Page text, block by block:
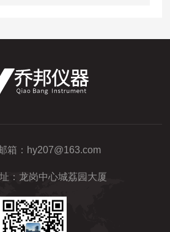
箱： hy207@163.com
：龙岗中心城荔园大厦